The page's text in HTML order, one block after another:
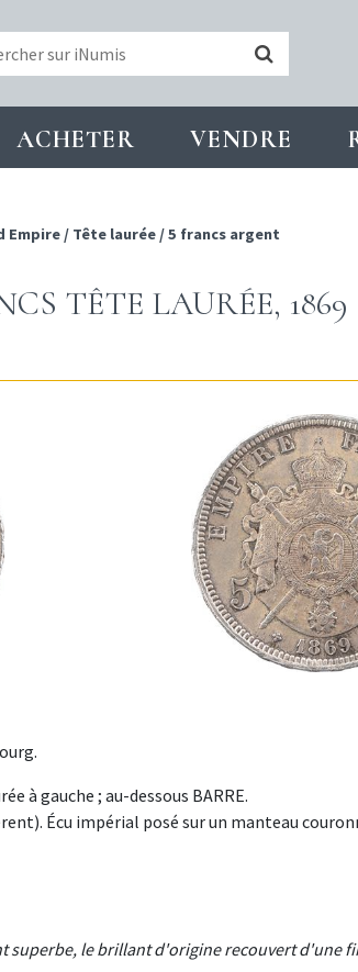
ACHETER VENDRE
Empire / Tête laurée /5 francs argent
TÊTE LAURÉE, 1869
à gauche ; au-dessous BARRE.
Écu impérial posé sur un manteau
superbe, le brillant d'origine recouvert d'une